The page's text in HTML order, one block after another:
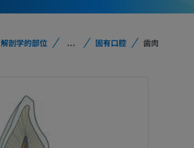
解剖学的部位 ... 固有口腔 歯肉